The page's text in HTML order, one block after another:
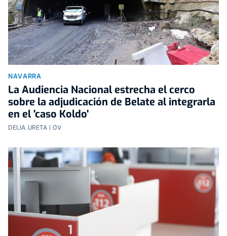
NAVARRA
La Audiencia Nacional estrecha el cerco
sobre la adjudicación de Belate al integrarla
en el 'caso Koldo'
DELIA URETA | OV